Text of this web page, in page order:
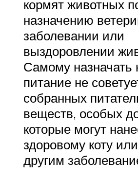
кормят животных
назначению
заболевании или
выздоровлении
Самому назначать
питание не
собранных
веществ, особых
которые могут
здоровому коту
другим